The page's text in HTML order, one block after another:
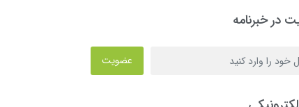
در خبرنامه
عضویت